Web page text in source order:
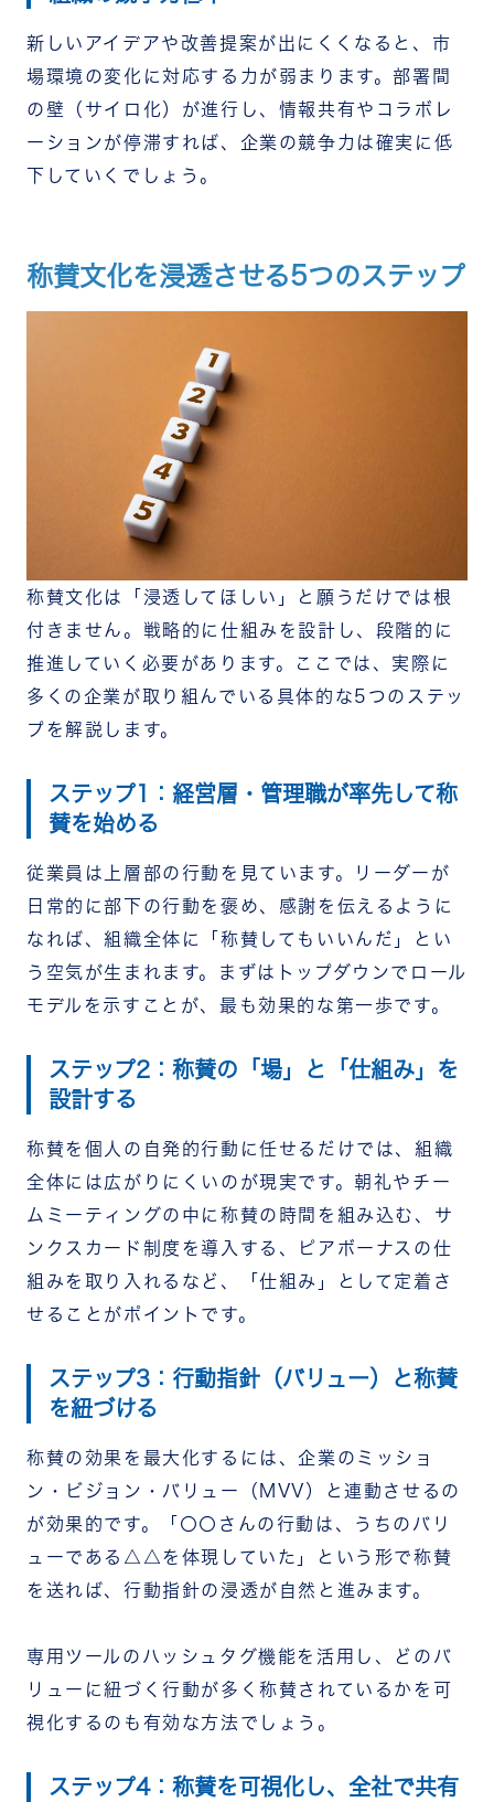
新しいアイデアや改善提案が出にくくなると、市
場環境の変化に対応する力が弱まります。部署間
の壁（サイロ化）が進行し、情報共有やコラボレ
ーションが停滞すれば、企業の競争力は確実に低
下していくでしょう。
称賛文化を浸透させる5つのステップ
称賛文化は「浸透してほしい」と願うだけでは根
付きません。戦略的に仕組みを設計し、段階的に
推進していく必要があります。ここでは、実際に
多くの企業が取り組んでいる具体的な5つのステッ
プを解説します。
ステップ1：経営層・管理職が率先して称
賛を始める
従業員は上層部の行動を見ています。リーダーが
日常的に部下の行動を褒め、感謝を伝えるように
なれば、組織全体に「称賛してもいいんだ」とい
う空気が生まれます。まずはトップダウンでロール
モデルを示すことが、最も効果的な第一歩です。
ステップ2：称賛の「場」と「仕組み」を
設計する
称賛を個人の自発的行動に任せるだけでは、組織
全体には広がりにくいのが現実です。 朝礼やチー
ムミーティングの中に称賛の時間を組み込む、サ
ンクスカード制度を導入する、ピアボーナスの仕
組みを取り入れるなど、「仕組み」として定着さ
せることがポイントです。
ステップ3：行動指針（バリュー）と称賛
を紐づける
称賛の効果を最大化するには、企業のミッショ
ン・ビジョン・バリュー（MVV）と連動させるの
が効果的です。「〇〇さんの行動は、うちのバリ
ューである△△を体現していた」という形で称賛
を送れば、行動指針の浸透が自然と進みます。
専用ツールのハッシュタグ機能を活用し、どのバ
リューに紐づく行動が多く称賛されているかを可
視化するのも有効な方法でしょう。
ステップ4：称賛を可視化し、全社で共有